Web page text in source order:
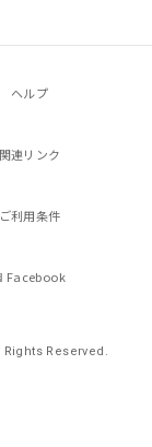
ヘルプ
関連リンク
ご利用条件
Facebook
Rights Reserved.